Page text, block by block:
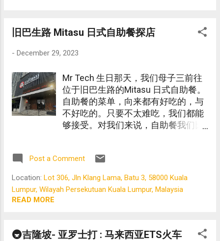
旧巴生路 Mitasu 日式自助餐探店
- December 29, 2023
Mr Tech 生日那天，我们母子三前往
位于旧巴生路的Mitasu 日式自助餐。
自助餐的菜单，向来都有好吃的，与
不好吃的。只要不太难吃，我们都能
够接受。对我们来说，自助餐我们比
Post a Comment
Location: Lot 306, Jln Klang Lama, Batu 3, 58000 Kuala
Lumpur, Wilayah Persekutuan Kuala Lumpur, Malaysia
READ MORE
🚇吉隆坡- 亚罗士打 : 马来西亚ETS火车